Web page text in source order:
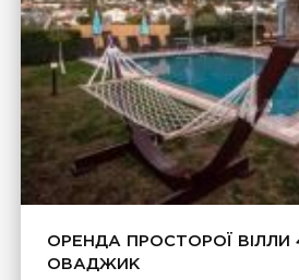
ОРЕНДА ПРОСТОРОЇ ВІЛЛИ
ОВАДЖИК